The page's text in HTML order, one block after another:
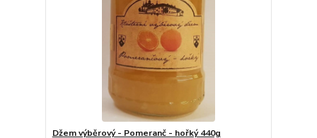
Džem výběrový - Pomeranč - hořký 440g